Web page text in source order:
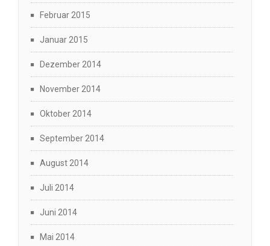
Februar 2015
Januar 2015
Dezember 2014
November 2014
Oktober 2014
September 2014
August 2014
Juli 2014
Juni 2014
Mai 2014